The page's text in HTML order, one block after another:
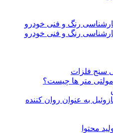
رنگ و فنی خودرو
رنگ و فنی خودرو
سنج فلزات
به عنوان روان کننده
محتوا